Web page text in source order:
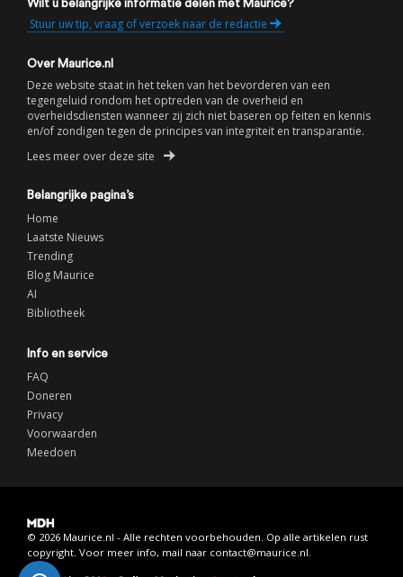
Wilt u belangrijke informatie delen met Maurice?
Stuur uw tip, vraag of verzoek naar de redactie
Over Maurice.nl
Deze website staat in het teken van het bevorderen van een
tegengeluid rondom het optreden van de overheid en
overheidsdiensten wanneer zij zich niet baseren op feiten en kennis
en/of zondigen tegen de principes van integriteit en transparantie.
Lees meer over deze site
Belangrijke pagina’s
Home
Laatste Nieuws
Trending
Blog Maurice
AI
Bibliotheek
Info en service
FAQ
Doneren
Privacy
Voorwaarden
Meedoen
© 2026 Maurice.nl - Alle rechten voorbehouden. Op alle artikelen rust
copyright. Voor meer info, mail naar contact@maurice.nl